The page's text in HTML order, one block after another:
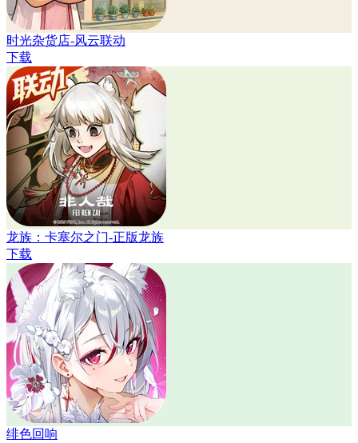
时光杂货店-风云联动
下载
龙族：卡塞尔之门-正版龙族
下载
绯色回响